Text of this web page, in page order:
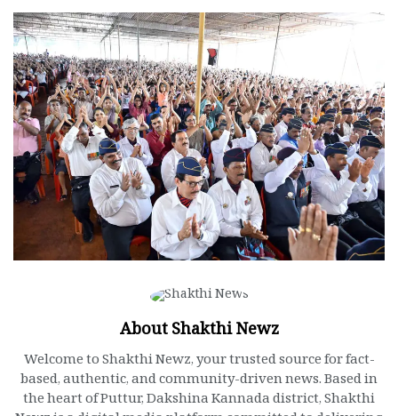
About Shakthi Newz
Welcome to Shakthi Newz, your trusted source for fact-
based, authentic, and community-driven news. Based in
the heart of Puttur, Dakshina Kannada district, Shakthi